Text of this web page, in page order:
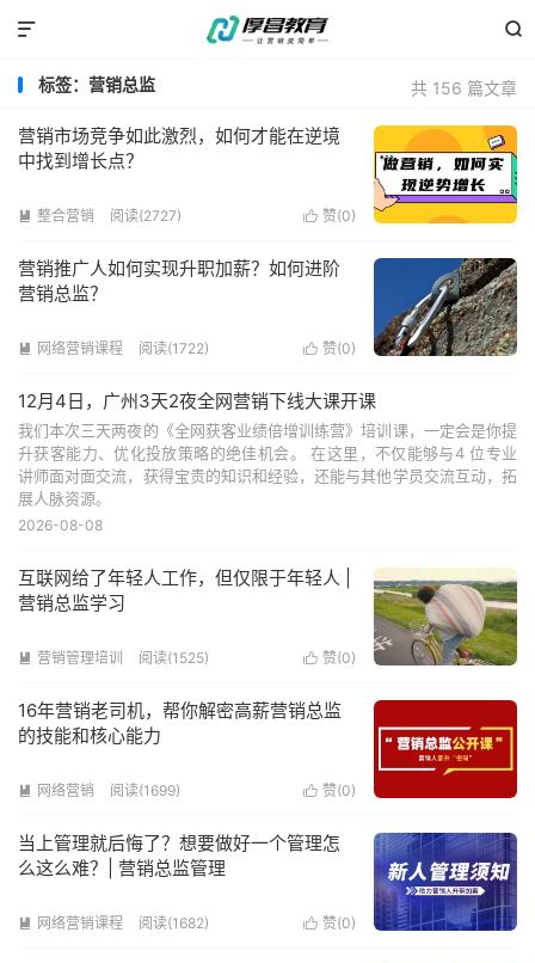


共 156 篇文章
标签：营销总监
营销市场竞争如此激烈，如何才能在逆境
中找到增长点？
 赞(0)
 整合营销 阅读(2727)
营销推广人如何实现升职加薪？如何进阶
营销总监？
 赞(0)
 网络营销课程 阅读(1722)
12月4日，广州3天2夜全网营销下线大课开课
我们本次三天两夜的《全网获客业绩倍增训练营》培训课，一定会是你提
升获客能力、优化投放策略的绝佳机会。 在这里，不仅能够与4 位专业
讲师面对面交流，获得宝贵的知识和经验，还能与其他学员交流互动，拓
展人脉资源。
2026-08-08
互联网给了年轻人工作，但仅限于年轻人 |
营销总监学习
 赞(0)
 营销管理培训 阅读(1525)
16年营销老司机，帮你解密高薪营销总监
的技能和核心能力
 赞(0)
 网络营销 阅读(1699)
当上管理就后悔了？想要做好一个管理怎
么这么难？| 营销总监管理
 赞(0)
 网络营销课程 阅读(1682)